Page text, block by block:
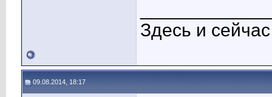
Здесь и
09.08.2014, 18:17